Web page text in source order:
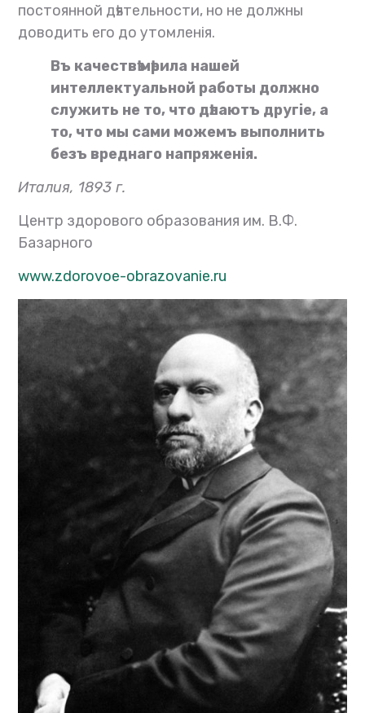
постоянной дѣятельности, но не должны
доводить его до утомленія.
Въ качествѣ мѣрила нашей
интеллектуальной работы должно
служить не то, что дѣлаютъ другіе, а
то, что мы сами можемъ выполнить
безъ вреднаго напряженія.
Италия, 1893 г.
Центр здорового образования им. В.Ф.
Базарного
www.zdorovoe-obrazovanie.ru